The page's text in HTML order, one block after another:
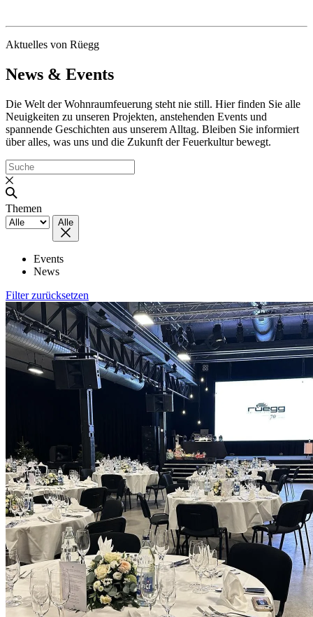
Aktuelles von Rüegg
News & Events
Die Welt der Wohnraumfeuerung steht nie still. Hier finden Sie alle
Neuigkeiten zu unseren Projekten, anstehenden Events und
spannende Geschichten aus unserem Alltag. Bleiben Sie informiert
über alles, was uns und die Zukunft der Feuerkultur bewegt.
Themen
Alle
Events
News
Filter zurücksetzen